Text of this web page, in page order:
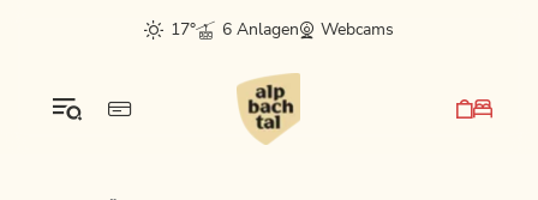
sr.skip-to.main-content
sr.skip-to.table-of-contents
sr.skip-to.main-navigation
17°
6 Anlagen Webcams